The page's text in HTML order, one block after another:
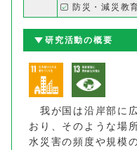
防災・減災教
研究活動の概要
我が国は沿岸部に
おり、そのような場
水災害の頻度や規模